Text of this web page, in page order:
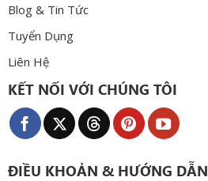
Blog & Tin Tức
Tuyển Dụng
Liên Hệ
KẾT NỐI VỚI CHÚNG TÔI
ĐIỀU KHOẢN & HƯỚNG DẪN